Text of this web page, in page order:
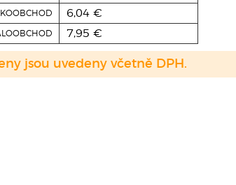
6,04 €
7,95 €
jsou uvedeny včetně DPH.